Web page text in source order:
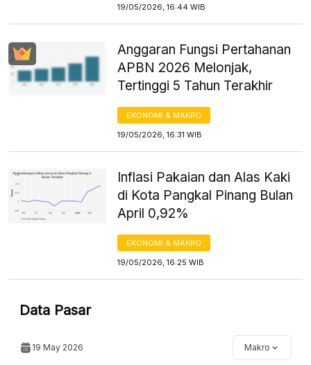
19/05/2026, 16:44 WIB
Anggaran Fungsi Pertahanan
APBN 2026 Melonjak,
Tertinggi 5 Tahun Terakhir
EKONOMI & MAKRO
19/05/2026, 16:31 WIB
Inflasi Pakaian dan Alas Kaki
di Kota Pangkal Pinang Bulan
April 0,92%
EKONOMI & MAKRO
19/05/2026, 16:25 WIB
Data Pasar
19 May 2026 Makro